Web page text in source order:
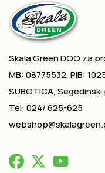
Skala Green DOO za
MB: 08775532, PIB:
SUBOTICA,
Tel: 024/ 625-625